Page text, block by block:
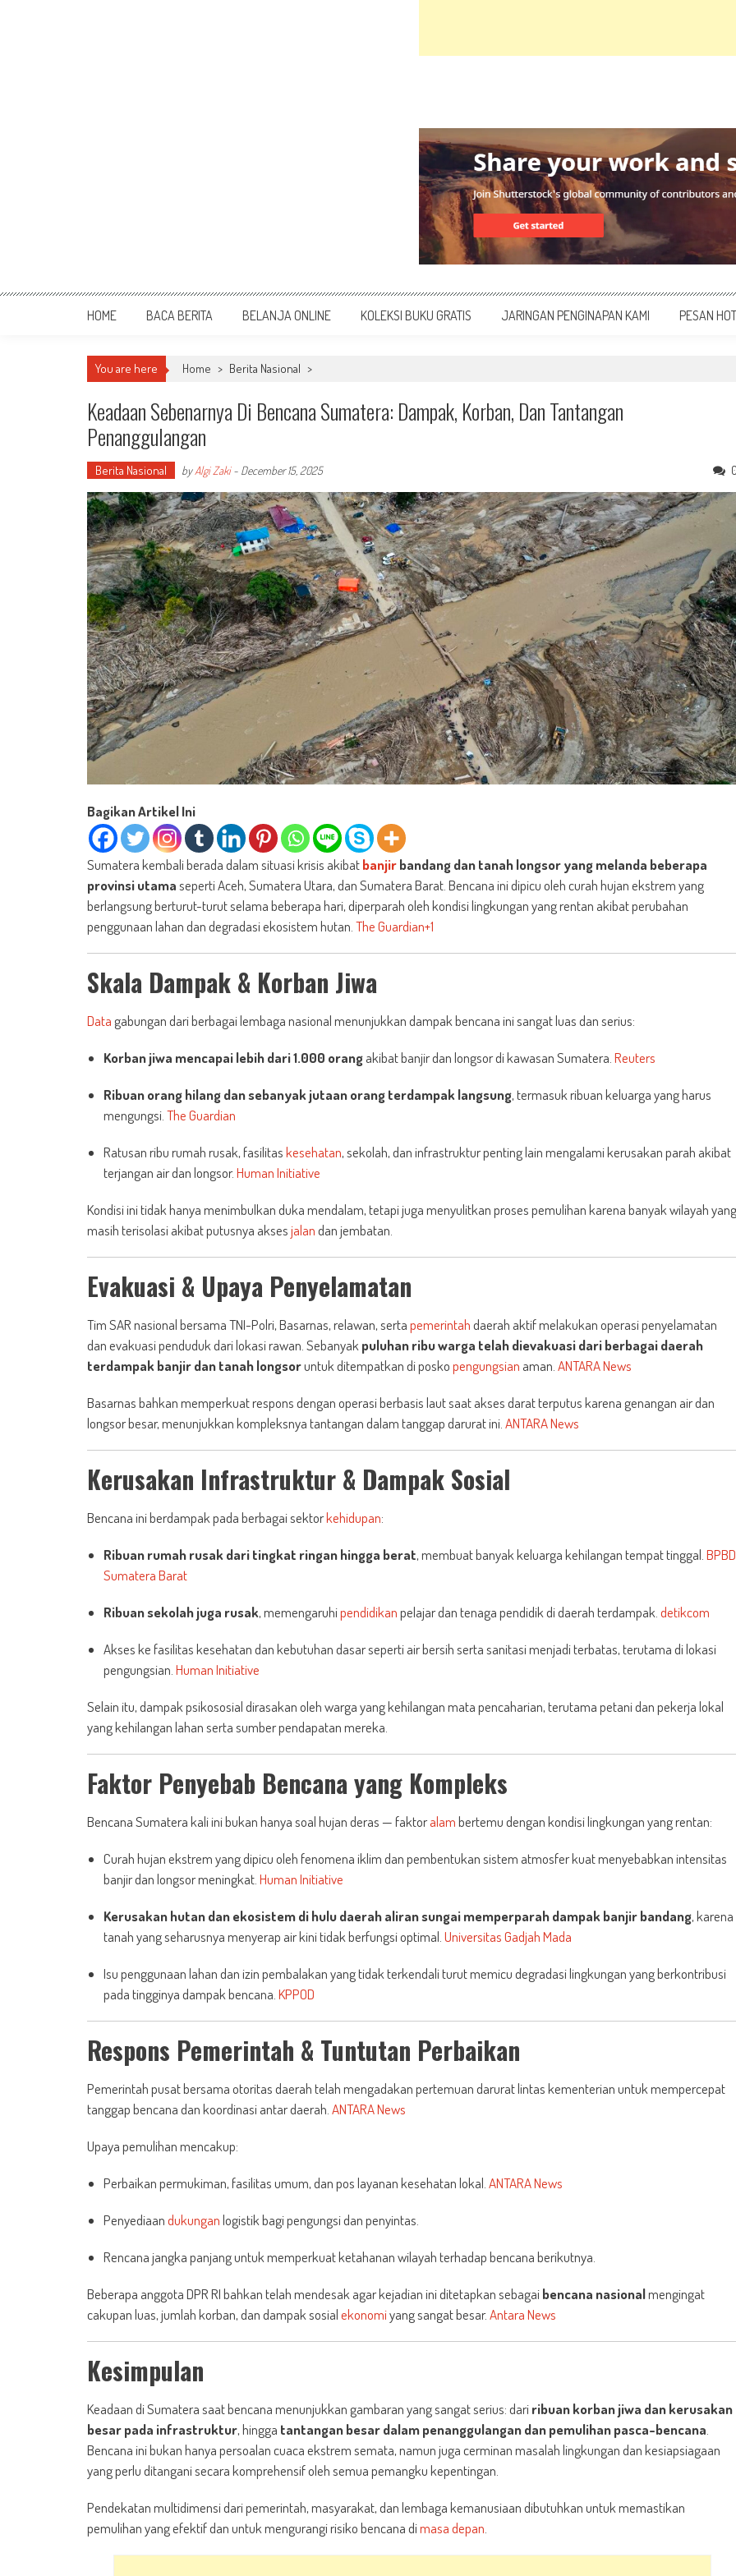
HOME BACA BERITA BELANJA ONLINE KOLEKSI BUKU GRATIS JARINGAN PENGINAPAN KAMI PESAN
You are here Home > Berita Nasional >
Keadaan Sebenarnya Di Bencana Sumatera: Dampak, Korban, Dan Tantangan
Penanggulangan
Berita Nasional byAlgi Zaki- December 15, 2025
Bagikan Artikel Ini
Sumatera kembali berada dalam situasi krisis akibatbanjirbandang dan tanah longsor yang melanda beberapa
provinsi utamaseperti Aceh, Sumatera Utara, dan Sumatera Barat. Bencana ini dipicu oleh curah hujan ekstrem yang
berlangsung berturut-turut selama beberapa hari, diperparah oleh kondisi lingkungan yang rentan akibat perubahan
penggunaan lahan dan degradasi ekosistem hutan.The Guardian+1
Skala Dampak & Korban Jiwa
Data gabungan dari berbagai lembaga nasional menunjukkan dampak bencana ini sangat luas dan serius:
Korban jiwa mencapai lebih dari 1.000 orangakibat banjir dan longsor di kawasan Sumatera.Reuters
Ribuan orang hilang dan sebanyak jutaan orang terdampak langsung, termasuk ribuan keluarga yang harus
mengungsi.The Guardian
Ratusan ribu rumah rusak, fasilitaskesehatan, sekolah, dan infrastruktur penting lain mengalami kerusakan parah akibat
terjangan air dan longsor.Human Initiative
Kondisi ini tidak hanya menimbulkan duka mendalam, tetapi juga menyulitkan proses pemulihan karena banyak wilayah yang
masih terisolasi akibat putusnya aksesjalandan jembatan.
Evakuasi & Upaya Penyelamatan
Tim SAR nasional bersama TNI-Polri, Basarnas, relawan, sertapemerintahdaerah aktif melakukan operasi penyelamatan
dan evakuasi penduduk dari lokasi rawan. Sebanyakpuluhan ribu warga telah dievakuasi dari berbagai daerah
terdampak banjir dan tanah longsoruntuk ditempatkan di poskopengungsian aman.ANTARA News
Basarnas bahkan memperkuat respons dengan operasi berbasis laut saat akses darat terputus karena genangan air dan
longsor besar, menunjukkan kompleksnya tantangan dalam tanggap darurat ini.ANTARA News
Kerusakan Infrastruktur & Dampak Sosial
Bencana ini berdampak pada berbagai sektorkehidupan:
Ribuan rumah rusak dari tingkat ringan hingga berat, membuat banyak keluarga kehilangan tempat tinggal.BPBD
Sumatera Barat
Ribuan sekolah juga rusak, memengaruhipendidikanpelajar dan tenaga pendidik di daerah terdampak.detikcom
Akses ke fasilitas kesehatan dan kebutuhan dasar seperti air bersih serta sanitasi menjadi terbatas, terutama di lokasi
pengungsian.Human Initiative
Selain itu, dampak psikososial dirasakan oleh warga yang kehilangan mata pencaharian, terutama petani dan pekerja lokal
yang kehilangan lahan serta sumber pendapatan mereka.
Faktor Penyebab Bencana yang Kompleks
Bencana Sumatera kali ini bukan hanya soal hujan deras — faktoralambertemu dengan kondisi lingkungan yang rentan:
Curah hujan ekstrem yang dipicu oleh fenomena iklim dan pembentukan sistem atmosfer kuat menyebabkan intensitas
banjir dan longsor meningkat.Human Initiative
Kerusakan hutan dan ekosistem di hulu daerah aliran sungai memperparah dampak banjir bandang, karena
tanah yang seharusnya menyerap air kini tidak berfungsi optimal.Universitas Gadjah Mada
Isu penggunaan lahan dan izin pembalakan yang tidak terkendali turut memicu degradasi lingkungan yang berkontribusi
pada tingginya dampak bencana.KPPOD
Respons Pemerintah & Tuntutan Perbaikan
Pemerintah pusat bersama otoritas daerah telah mengadakan pertemuan darurat lintas kementerian untuk mempercepat
tanggap bencana dan koordinasi antar daerah.ANTARA News
Upaya pemulihan mencakup:
Perbaikan permukiman, fasilitas umum, dan pos layanan kesehatan lokal.ANTARA News
Penyediaandukunganlogistik bagi pengungsi dan penyintas.
Rencana jangka panjang untuk memperkuat ketahanan wilayah terhadap bencana berikutnya.
Beberapa anggota DPR RI bahkan telah mendesak agar kejadian ini ditetapkan sebagaibencana nasionalmengingat
cakupan luas, jumlah korban, dan dampak sosialekonomiyang sangat besar.Antara News
Kesimpulan
Keadaan di Sumatera saat bencana menunjukkan gambaran yang sangat serius: dariribuan korban jiwa dan kerusakan
besar pada infrastruktur, hingga tantangan besar dalam penanggulangan dan pemulihan pasca-bencana.
Bencana ini bukan hanya persoalan cuaca ekstrem semata, namun juga cerminan masalah lingkungan dan kesiapsiagaan
yang perlu ditangani secara komprehensif oleh semua pemangku kepentingan.
Pendekatan multidimensi dari pemerintah, masyarakat, dan lembaga kemanusiaan dibutuhkan untuk memastikan
pemulihan yang efektif dan untuk mengurangi risiko bencana dimasa depan.